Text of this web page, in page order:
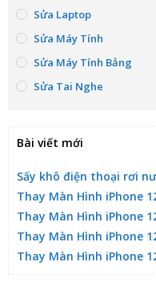
Sửa Laptop
Sửa Máy Tính
Sửa Máy Tính Bảng
Sửa Tai Nghe
Bài viết mới
Sấy khô điện thoại rơi
Thay Màn Hình iPhone
Thay Màn Hình iPhone
Thay Màn Hình iPhone
Thay Màn Hình iPhone